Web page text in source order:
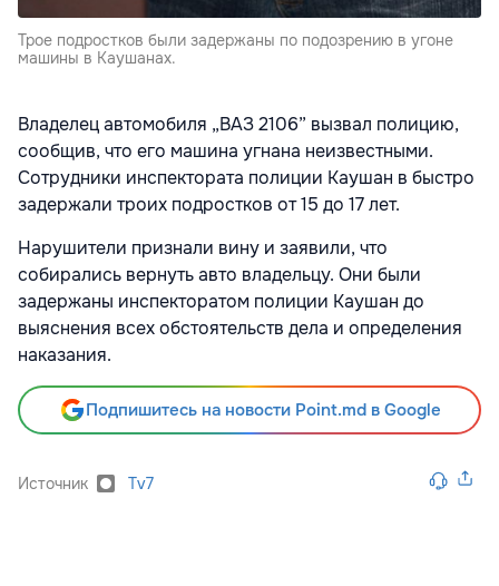
Трое подростков были задержаны по подозрению в угоне
машины в Каушанах.
Владелец автомобиля „ВАЗ 2106” вызвал полицию,
сообщив, что его машина угнана неизвестными.
Сотрудники инспектората полиции Каушан в быстро
задержали троих подростков от 15 до 17 лет.
Нарушители признали вину и заявили, что
собирались вернуть авто владельцу. Они были
задержаны инспекторатом полиции Каушан до
выяснения всех обстоятельств дела и определения
наказания.
Подпишитесь на новости Point.md в Google
Источник Tv7